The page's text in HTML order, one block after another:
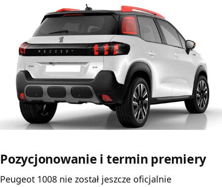
Pozycjonowanie i termin premiery
Peugeot 1008 nie został jeszcze oficjalnie